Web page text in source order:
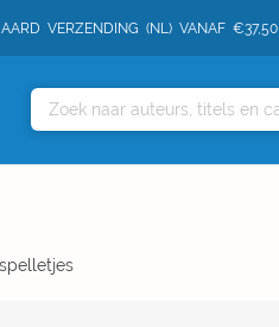
VERZENDING (NL) VANAF €37,50